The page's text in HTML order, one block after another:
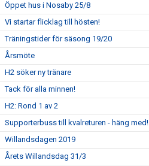
Öppet hus i Nosaby 25/8
Vi startar flicklag till hösten!
Träningstider för säsong 19/20
Årsmöte
H2 söker ny tränare
Tack för alla minnen!
H2: Rond 1 av 2
Supporterbuss till kvalreturen - häng med!
Willandsdagen 2019
Årets Willandsdag 31/3